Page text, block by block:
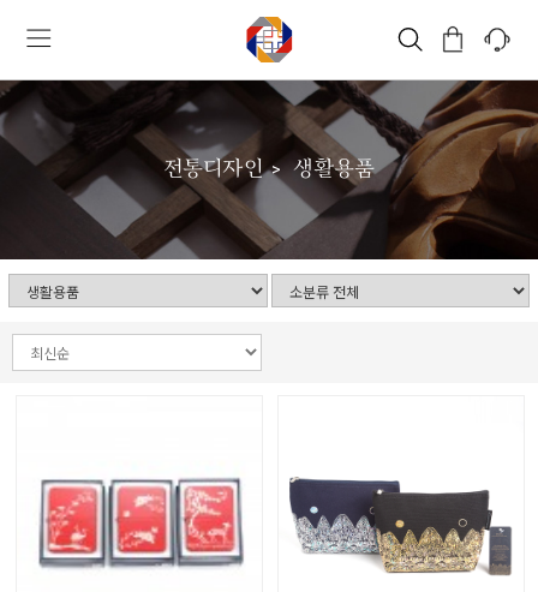
전통디자인 생활용품